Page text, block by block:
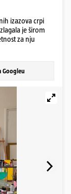
izazova crpi
je širom
za nju
Googleu